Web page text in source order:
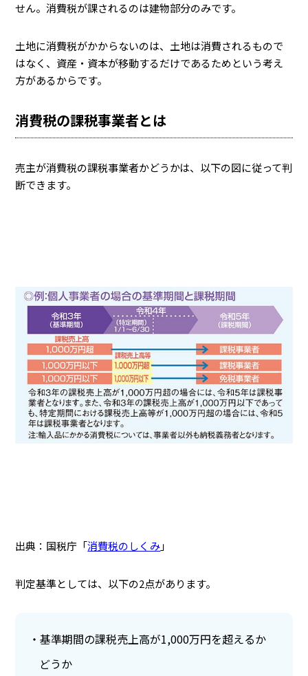
せん。消費税が課されるのは建物部分のみです。
土地に消費税がかからないのは、土地は消費されるもので
はなく、資産・資本が移動するだけであるためという考え
方があるからです。
消費税の課税事業者とは
売主が消費税の課税事業者かどうかは、以下の図に従って判
断できます。
出典：国税庁「消費税のしくみ」
判定基準としては、以下の2点があります。
基準期間の課税売上高が1,000万円を超えるか
どうか